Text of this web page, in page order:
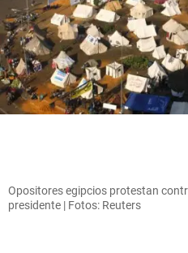
Opositores egipcios protestan
presidente | Fotos: Reuters